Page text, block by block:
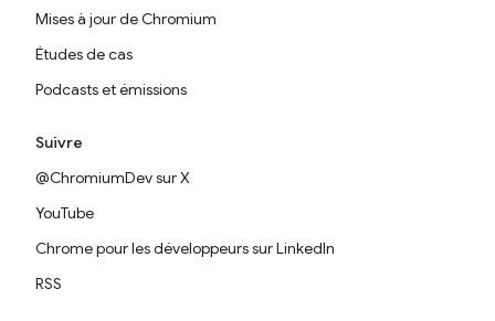
Mises à jour de Chromium
Études de cas
Podcasts et émissions
Suivre
@ChromiumDev sur X
YouTube
Chrome pour les développeurs sur LinkedIn
RSS